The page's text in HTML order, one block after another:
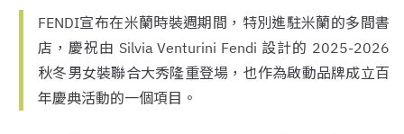
FENDI宣布在米蘭時裝週期間，特別進駐米蘭的多間書
店，慶祝由 Silvia Venturini Fendi 設計的 2025-2026
秋冬男女裝聯合大秀隆重登場，也作為啟動品牌成立百
年慶典活動的一個項目。